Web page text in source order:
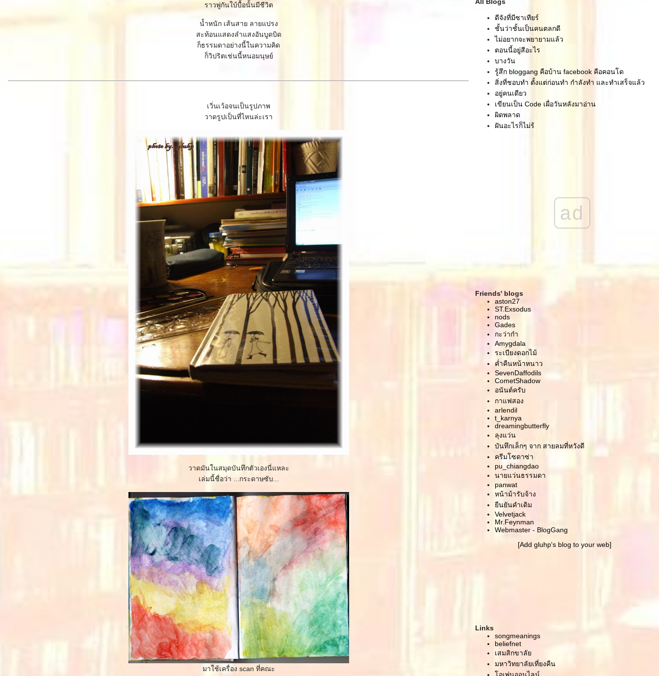
ราวพู่กันใบ้บื้อนั้นมีชีวิต
น้ำหนัก เส้นสาย ลายแปรง
สะท้อนแสดงลำแสงอันบูดบิด
ก็ธรรมดาอย่างนี้ในความคิด
ก็วิปริตเช่นนี้หนอมนุษย์
เวิ่นเว้อจนเป็นรูปภาพ
วาดรูปเป็นที่ไหนล่ะเรา
วาดมันในสมุดบันทึกตัวเองนี่แหละ
เล่มนี้ชื่อว่า ...กระดาษซับ...
มาใช้เครื่อง scan ที่คณะ
ดีจังที่มีซาเทียร์
ชั้นว่าชั้นเป็นคนตลกดี
ไม่อยากจะพยายามแล้ว
ตอนนี้อยู่สีอะไร
บางวัน
รู้สึก bloggang คือบ้าน facebook คือคอนโด
สิ่งที่ชอบทำ ตั้งแต่ก่อนทำ กำลังทำ และทำเสร็จแล้ว
อยู่คนเดียว
เขียนเป็น Code เผื่อวันหลังมาอ่าน
ผิดพลาด
ฝันอะไรก็ไม่รู้
กำหนด
เลือกสิ่งแวดล้อมดีๆ บนเฟสบุ๊ค
เพลงเก่าๆ เรื่องเหงาเก่าๆ
เรื่องใหญ่ ของใครของมัน
The Negative Blog
บ้านคือที่ที่แก้ผ้าได้ คิดงั้นปะ
หนึ่งคืนกับหนึ่งวันที่ร้องไห้จนหยุดไม่ได้
ชีวิตไม่ใช่ของเรา
ศาสนิกผู้หวังดี
:(
เลี้ยว
หน้ายิ้มๆ
ตั้งหัวข้อไม่เป็นแล้ว ฮ่าๆๆๆ
บันทึกจากวันธรรมดาในสิงคโปร์
จำให้ได้ หมายให้รู้
บันทึกนึกตอนนี้
ล้างคอมจนได้เจออีกหนึ่งหมุดหมายของการเดินทาง
เมื่อสองปีก่อน
ดูเหมือนจะเป็นฝันดี .. โอม กัม กะนะปัตตะเย นะมาฮา
พักยก ขอบ่นแป๊บ
สวัสดีคนปลูกฝัน
หนังสั้น/หนังเต้น WITH NO THEATRE (unofficial mv
LINKIN PARK - Iridescent)
Maximilian Hecker
บันทีกหน้าใหม่
เขียน blog วันปีใหม่ ... เมื่อถึงเวลา
..คำสารภาพ.. ด้วยรักจากเพื่อน
ผนชีวิตคิด (เหมือนจะ) เล่นๆ
ad
Friends' blogs
aston27
ST.Exsodus
nods
Gades
กะว่าก๋า
Amygdala
ระเบียงดอกไม้
ค่ำคืนหน้าหนาว
SevenDaffodils
CometShadow
อนันต์ครับ
กาแฟสอง
arlendil
t_karnya
dreamingbutterfly
ลุงแว่น
บันทึกเล็กๆ จาก สายลมที่หวังดี
ครีมโซดาซ่า
pu_chiangdao
นายแว่นธรรมดา
panwat
หน้าม้ารับจ้าง
ืนยันคำเดิม
Velvetjack
Mr.Feynman
Webmaster - BlogGang
[Add gluhp's blog to your web]
Links
songmeanings
beliefnet
เสมสิกขาลั
มหาวิทยาลัยเที่ยงคืน